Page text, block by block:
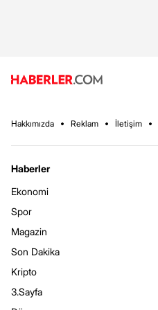
Hakkımızda Reklam İletişim
Haberler
Ekonomi
Spor
Magazin
Son Dakika
Kripto
3.Sayfa